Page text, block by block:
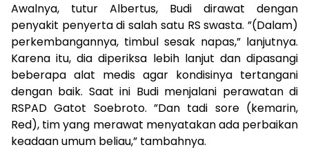
Awalnya, tutur Albertus, Budi dirawat dengan
penyakit penyerta di salah satu RS swasta. ”(Dalam)
perkembangannya, timbul sesak napas,” lanjutnya.
Karena itu, dia diperiksa lebih lanjut dan dipasangi
beberapa alat medis agar kondisinya tertangani
dengan baik. Saat ini Budi menjalani perawatan di
RSPAD Gatot Soebroto. ”Dan tadi sore (kemarin,
Red), tim yang merawat menyatakan ada perbaikan
keadaan umum beliau,” tambahnya.